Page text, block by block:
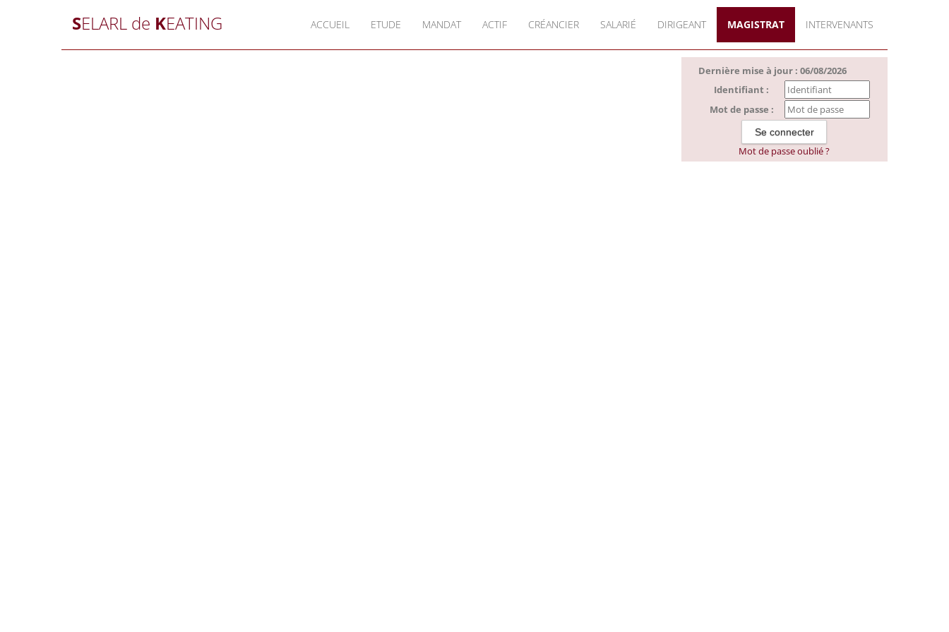
SELARL de KEATING ACCUEIL ETUDE MANDAT ACTIF CRÉANCIER SALARIÉ DIRIGEANT MAGISTRAT INTERVENANTS
Dernière mise à jour : 06/08/2026
Identifiant :
Mot de passe :
Mot de passe oublié ?